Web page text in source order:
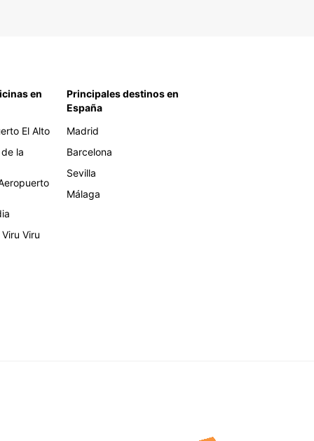
en
El Alto
la
Viru
Principales destinos en
España
Madrid
Barcelona
Sevilla
Málaga